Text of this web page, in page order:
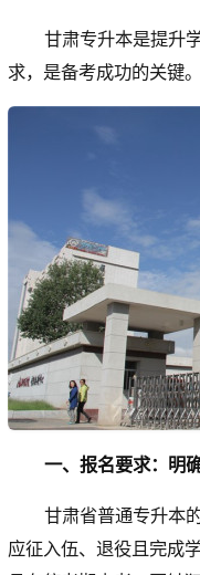
甘肃专升本是提升
求，是备考成功的关键
一、报名要求：明
甘肃省普通专升本
应征入伍、退役且完成